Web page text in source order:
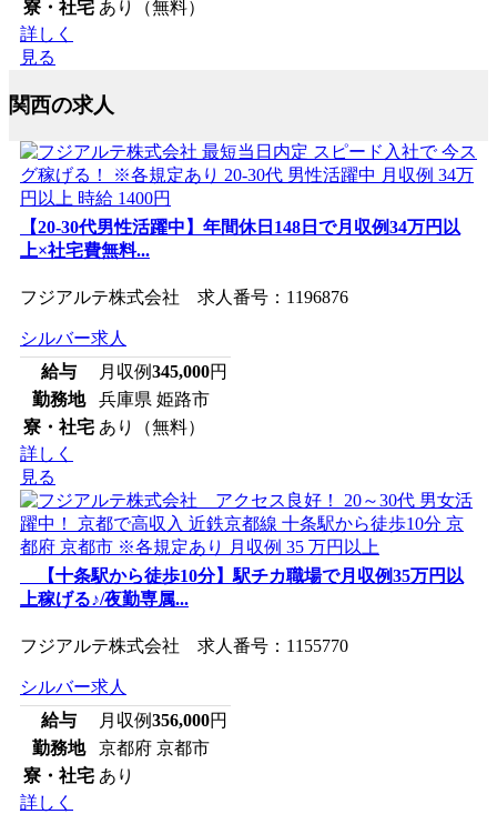
寮・社宅 あり（無料）
詳しく
見る
関西の求人
【20-30代男性活躍中】年間休日148日で月収例34万円以
上×社宅費無料...
フジアルテ株式会社 求人番号：1196876
シルバー求人
給与
月収例345,000円
勤務地
兵庫県 姫路市
寮・社宅 あり（無料）
詳しく
見る
【十条駅から徒歩10分】駅チカ職場で月収例35万円以
上稼げる♪/夜勤専属...
フジアルテ株式会社 求人番号：1155770
シルバー求人
給与
月収例356,000円
勤務地
京都府 京都市
寮・社宅 あり
詳しく